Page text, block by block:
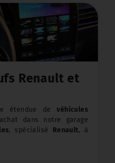
de
. Nous proposons des
aussi toutes marques,
les besoins et tous les
Renault et
étendue devéhicules
dans notre garage
, spécialisé Renault, à